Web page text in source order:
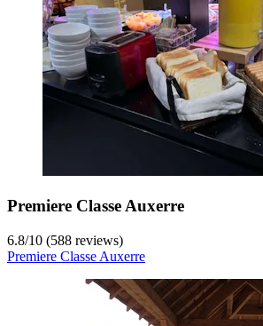
Premiere Classe Auxerre
6.8/10 (588 reviews)
Premiere Classe Auxerre